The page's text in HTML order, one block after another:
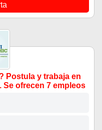
Postula y trabaja en
Se ofrecen 7 empleos